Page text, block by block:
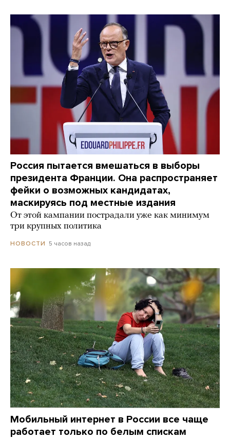
Россия пытается вмешаться в выборы
президента Франции. Она распространяет
фейки о возможных кандидатах,
маскируясь под местные издания
От этой кампании пострадали уже как минимум
три крупных политика
НОВОСТИ 5 часов назад
Мобильный интернет в России все чаще
работает только по белым спискам